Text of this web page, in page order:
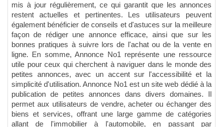
mis à jour régulièrement, ce qui garantit que les annonces
restent actuelles et pertinentes. Les utilisateurs peuvent
également bénéficier de conseils et d'astuces sur la meilleure
façon de rédiger une annonce efficace, ainsi que sur les
bonnes pratiques à suivre lors de l'achat ou de la vente en
ligne. En somme, Annonce No1 représente une ressource
utile pour ceux qui cherchent à naviguer dans le monde des
petites annonces, avec un accent sur l'accessibilité et la
simplicité d'utilisation. Annonce No1 est un site web dédié à la
publication de petites annonces dans divers domaines. Il
permet aux utilisateurs de vendre, acheter ou échanger des
biens et services, offrant une large gamme de catégories
allant de l'immobilier à l'automobile, en passant par